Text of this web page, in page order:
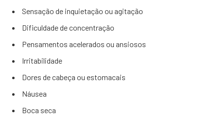
Sensação de inquietação ou agitação
Dificuldade de concentração
Pensamentos acelerados ou ansiosos
Irritabilidade
Dores de cabeça ou estomacais
Náusea
Boca seca